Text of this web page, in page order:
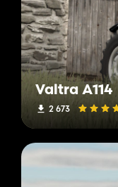
Valtra A114
2 673